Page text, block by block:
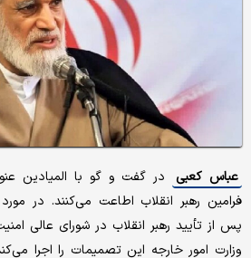
عباس کعبی
در گفت و گو با المیادین
فرامین رهبر انقلاب اطاعت می‌کنند. در
پس از تأیید رهبر انقلاب در شورای عالی
وزارت امور خارجه این تصمیمات را اجرا